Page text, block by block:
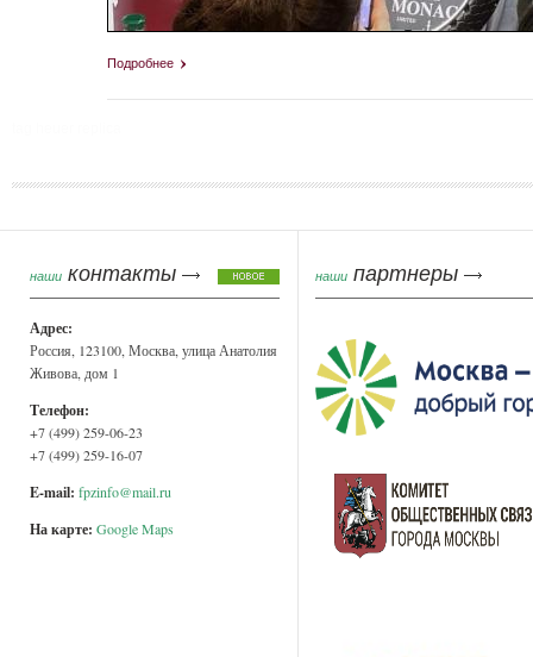
Подробнее
наши контакты
Адрес:
Россия, 123100, Москва, улица Анатолия
Живова, дом 1
Телефон:
+7 (499) 259-06-23
+7 (499) 259-16-07
E-mail: fpzinfo@mail.ru
На карте: Google Maps
наши партнеры